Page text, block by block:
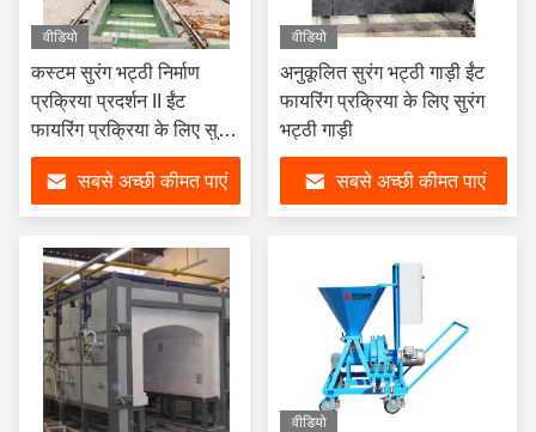
वीडियो
कस्टम सुरंग भट्ठी निर्माण
प्रक्रिया प्रदर्शन II ईंट
फायरिंग प्रक्रिया के लिए सुरंग
भट्ठी
सबसे अच्छी कीमत पाएं
वीडियो
अनुकूलित सुरंग भट्ठी गाड़ी ईंट
फायरिंग प्रक्रिया के लिए सुरंग
भट्ठी गाड़ी
सबसे अच्छी कीमत पाएं
वीडियो